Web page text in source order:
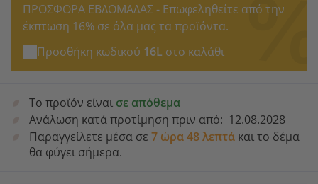
ΠΡΟΣΦΟΡΑ ΕΒΔΟΜΑΔΑΣ - Επωφεληθείτε από την
έκπτωση 16% σε όλα μας τα προϊόντα.
Προσθήκη κωδικού 16L στο καλάθι
Το προϊόν είναι σε απόθεμα
Ανάλωση κατά προτίμηση πριν από: 12.08.2028
Παραγγείλετε μέσα σε 7 ώρα 48 λεπτά και το δέμα
θα φύγει σήμερα.